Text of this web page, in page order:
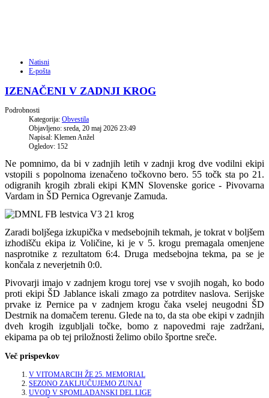
Natisni
E-pošta
IZENAČENI V ZADNJI KROG
Podrobnosti
Kategorija: Obvestila
Objavljeno: sreda, 20 maj 2026 23:49
Napisal: Klemen Anžel
Ogledov: 152
Ne pomnimo, da bi v zadnjih letih v zadnji krog dve vodilni ekipi
vstopili s popolnoma izenačeno točkovno bero. 55 točk sta po 21.
odigranih krogih zbrali ekipi KMN Slovenske gorice - Pivovarna
Vardam in ŠD Pernica Ogrevanje Zamuda.
Zaradi boljšega izkupička v medsebojnih tekmah, je tokrat v boljšem
izhodišču ekipa iz Voličine, ki je v 5. krogu premagala omenjene
nasprotnike z rezultatom 6:4. Druga medsebojna tekma, pa se je
končala z neverjetnih 0:0.
Pivovarji imajo v zadnjem krogu torej vse v svojih nogah, ko bodo
proti ekipi ŠD Jablance iskali zmago za potrditev naslova. Serijske
prvake iz Pernice pa v zadnjem krogu čaka vselej neugodni ŠD
Destrnik na domačem terenu. Glede na to, da sta obe ekipi v zadnjih
dveh krogih izgubljali točke, bomo z napovedmi raje zadržani,
ekipama pa ob tej priložnosti želimo obilo športne sreče.
Več prispevkov
V VITOMARCIH ŽE 25. MEMORIAL
SEZONO ZAKLJUČUJEMO ZUNAJ
UVOD V SPOMLADANSKI DEL LIGE